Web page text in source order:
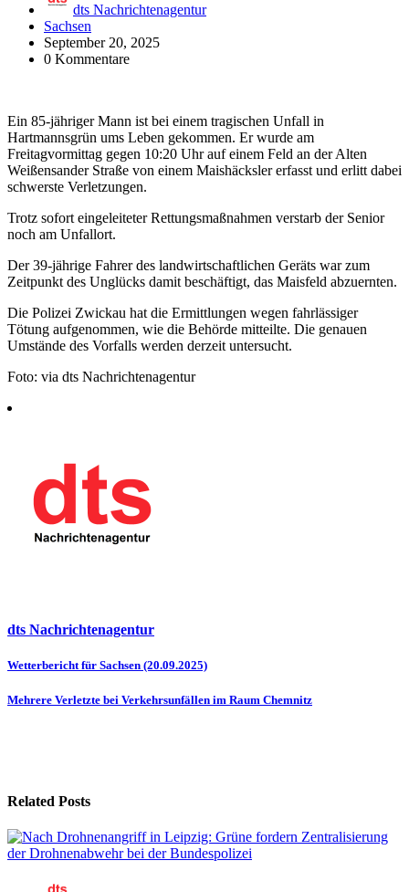
dts Nachrichtenagentur
Sachsen
September 20, 2025
0 Kommentare
Ein 85-jähriger Mann ist bei einem tragischen Unfall in
Hartmannsgrün ums Leben gekommen. Er wurde am
Freitagvormittag gegen 10:20 Uhr auf einem Feld an der Alten
Weißensander Straße von einem Maishäcksler erfasst und erlitt dabei
schwerste Verletzungen.
Trotz sofort eingeleiteter Rettungsmaßnahmen verstarb der Senior
noch am Unfallort.
Der 39-jährige Fahrer des landwirtschaftlichen Geräts war zum
Zeitpunkt des Unglücks damit beschäftigt, das Maisfeld abzuernten.
Die Polizei Zwickau hat die Ermittlungen wegen fahrlässiger
Tötung aufgenommen, wie die Behörde mitteilte. Die genauen
Umstände des Vorfalls werden derzeit untersucht.
Foto: via dts Nachrichtenagentur
dts Nachrichtenagentur
Beitragsnavigation
Wetterbericht für Sachsen (20.09.2025)
Mehrere Verletzte bei Verkehrsunfällen im Raum Chemnitz
Related Posts